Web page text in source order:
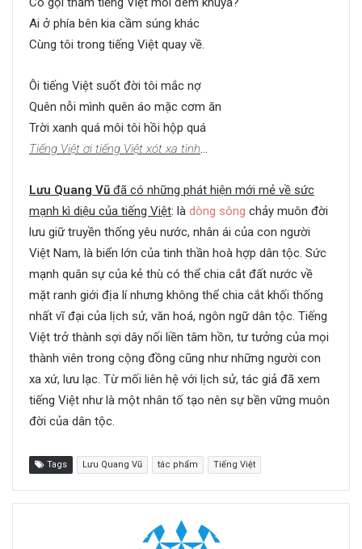
Ai ở phía bên kia cầm súng khác
Cùng tôi trong tiếng Việt quay về.
Ôi tiếng Việt suốt đời tôi mắc nợ
Quên nỗi mình quên áo mặc cơm ăn
Trời xanh quá môi tôi hồi hộp quá
Tiếng Việt ơi tiếng Việt xót xa tình…
Lưu Quang Vũ đã có những phát hiện mới mẻ về sức
mạnh kì diệu của tiếng Việt: là dòng sông chảy muôn đời
lưu giữ truyền thống yêu nước, nhân ái của con người
Việt Nam, là biển lớn của tinh thần hoà hợp dân tộc. Sức
mạnh quân sự của kẻ thù có thể chia cắt đất nước về
mặt ranh giới địa lí nhưng không thể chia cắt khối thống
nhất vĩ đại của lịch sử, văn hoá, ngôn ngữ dân tộc. Tiếng
Việt trở thành sợi dây nối liền tâm hồn, tư tưởng của mọi
thành viên trong cộng đồng cũng như những người con
xa xứ, lưu lạc. Từ mối liên hệ với lịch sử, tác giả đã xem
tiếng Việt như là một nhân tố tạo nên sự bền vững muôn
đời của dân tộc.
Tags Lưu Quang Vũ tác phẩm Tiếng Việt